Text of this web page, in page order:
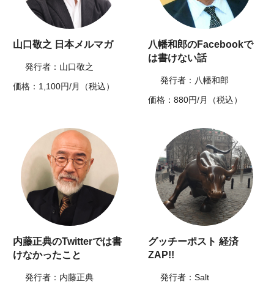
山口敬之 日本メルマガ
発行者：山口敬之
価格：1,100円/月（税込）
八幡和郎のFacebookで
は書けない話
発行者：八幡和郎
価格：880円/月（税込）
内藤正典のTwitterでは書
けなかったこと
発行者：内藤正典
グッチーポスト 経済
ZAP!!
発行者：Salt